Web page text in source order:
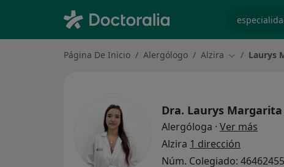
Página De Inicio Alergólogo Alzira Cambiar de
Laurys
Dra. Laurys
Alergóloga · Ver más
Alzira 1 dirección
Núm. Colegiado: